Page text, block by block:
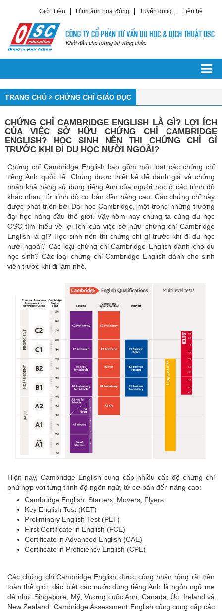
Giới thiệu Hình ảnh hoạt động Tuyển dụng Liên hệ
TRANG CHỦ CHỨNG CHỈ GIÁO DỤC
CHỨNG CHỈ CAMBRIDGE ENGLISH LÀ GÌ? LỢI ÍCH
CỦA VIỆC SỞ HỮU CHỨNG CHỈ CAMBRIDGE
ENGLISH? HỌC SINH NÊN THI CHỨNG CHỈ GÌ
TRƯỚC KHI ĐI DU HỌC NƯỜI NGOÀI?
Chứng chỉ Cambridge English bao gồm một loạt các chứng chỉ
tiếng Anh quốc tế. Chúng được thiết kế để đánh giá và chứng
nhận khả năng sử dụng tiếng Anh của người học ở các trình độ
khác nhau, từ trình độ cơ bản đến nâng cao. Các chứng chỉ này
được phát triển bởi Đại học Cambridge, một trong những trường
đại học hàng đầu thế giới. Vậy hôm nay chúng ta cùng du học
OSC tìm hiểu về lợi ích của việc sở hữu chứng chỉ Cambridge
English là gì? Học sinh nên thi chứng chỉ gì trước khi đi du học
nười ngoài? Các loại chứng chỉ Cambridge English dành cho du
học sinh? Các loại chứng chỉ Cambridge English dành cho sinh
viên trước khi đi làm nhé.
Hiện nay, Cambridge English cung cấp nhiều cấp độ chứng chỉ
phù hợp với từng trình độ ngôn ngữ, từ cơ bản đến nâng cao:
Cambridge English: Starters, Movers, Flyers
Key English Test (KET)
Preliminary English Test (PET)
First Certificate in English (FCE)
Certificate in Advanced English (CAE)
Certificate in Proficiency English (CPE)
Các chứng chỉ Cambridge English được công nhận rộng rãi trên
toàn thế giới, đặc biệt các nước dùng tiếng Anh là ngôn ngữ mẹ
đẻ như: Singapore, Mỹ, Vương quốc Anh, Canada, Úc, Ireland và
New Zealand. Cambridge Assessment English cũng cung cấp các
TRANG CHỦ
Du Học Châu Á
Du Học Hàn Quốc
Du Học Trung Quốc
Du Học Singapore
Du Học Philippines
Du Học Đài Loan
Du Học Nhật Bản
Du Học Châu Âu
Du Học Ailen
Du Học Thụy Sỹ
Du Học Hà Lan
Du Học Ba Lan
Du Học Đan Mạch
Du Học Anh
Du Học Châu Phi
Du Học Nam Phi
Du Học Châu Úc
Du Học Newzealand
Du Học Úc
Du Học Châu Mỹ
Du Học Canada
Du Học Mỹ
LUYỆN THI CÔNG LẬP
Học Mẫu Giáo
Luyện Thi A Level
Luyện Thi O Level
Luyện Thi Hệ Trung Học
Secondary
Primary
GIÁO DỤC SINGAPORE